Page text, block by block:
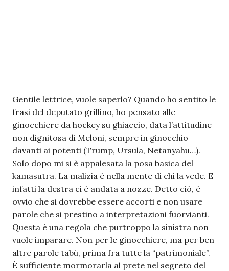
Gentile lettrice, vuole saperlo? Quando ho sentito le
frasi del deputato grillino, ho pensato alle
ginocchiere da hockey su ghiaccio, data l’attitudine
non dignitosa di Meloni, sempre in ginocchio
davanti ai potenti (Trump, Ursula, Netanyahu…).
Solo dopo mi si è appalesata la posa basica del
kamasutra. La malizia è nella mente di chi la vede. E
infatti la destra ci è andata a nozze. Detto ciò, è
ovvio che si dovrebbe essere accorti e non usare
parole che si prestino a interpretazioni fuorvianti.
Questa è una regola che purtroppo la sinistra non
vuole imparare. Non per le ginocchiere, ma per ben
altre parole tabù, prima fra tutte la “patrimoniale”.
È sufficiente mormorarla al prete nel segreto del